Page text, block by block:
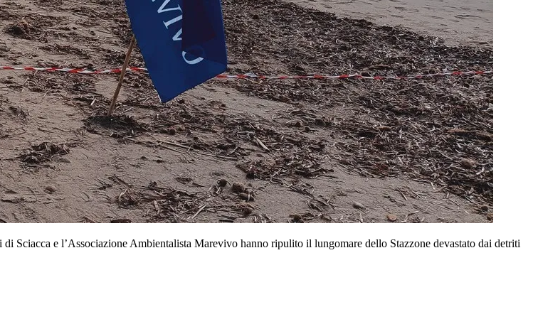
Sciacca e l’Associazione Ambientalista Marevivo hanno ripulito il lungomare dello Stazzone devastato dai detriti